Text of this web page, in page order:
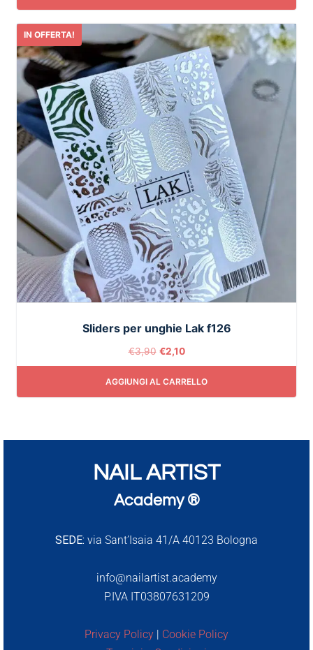
IN OFFERTA!
Sliders per unghie Lak f126
€3,90 €2,10
AGGIUNGI AL CARRELLO
NAIL ARTIST
Academy ®
SEDE: via Sant’Isaia 41/A 40123 Bologna
info@nailartist.academy
P.IVA IT03807631209
Privacy Policy | Cookie Policy